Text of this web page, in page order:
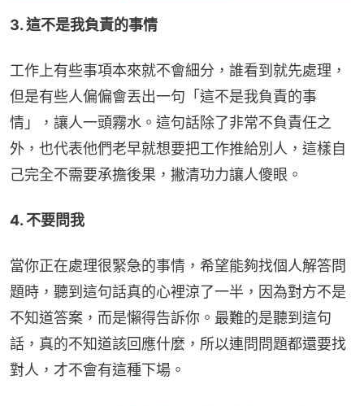
3. 這不是我負責的事情
工作上有些事項本來就不會細分，誰看到就先處理，
但是有些人偏偏會丟出一句「這不是我負責的事
情」，讓人一頭霧水。這句話除了非常不負責任之
外，也代表他們老早就想要把工作推給別人，這樣自
己完全不需要承擔後果，撇清功力讓人傻眼。
4. 不要問我
當你正在處理很緊急的事情，希望能夠找個人解答問
題時，聽到這句話真的心裡涼了一半，因為對方不是
不知道答案，而是懶得告訴你。最難的是聽到這句
話，真的不知道該回應什麼，所以連問問題都還要找
對人，才不會有這種下場。